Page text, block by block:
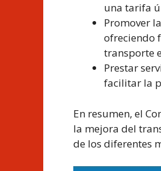
una tarifa
Promover
ofreciendo
transporte
Prestar
facilitar la
En resumen, el
la mejora del
de los diferentes